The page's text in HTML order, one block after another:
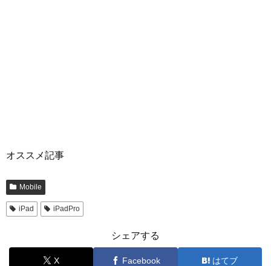
オススメ記事
Mobile
iPad iPadPro
シェアする
X Facebook はてブ